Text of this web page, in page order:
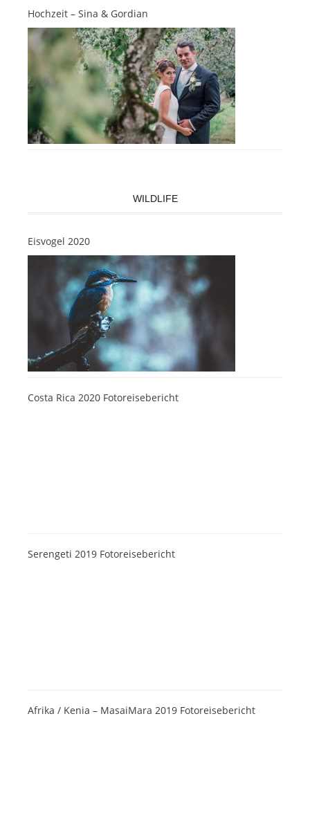
Hochzeit – Sina & Gordian
WILDLIFE
Eisvogel 2020
Costa Rica 2020 Fotoreisebericht
Serengeti 2019 Fotoreisebericht
Afrika / Kenia – MasaiMara 2019 Fotoreisebericht